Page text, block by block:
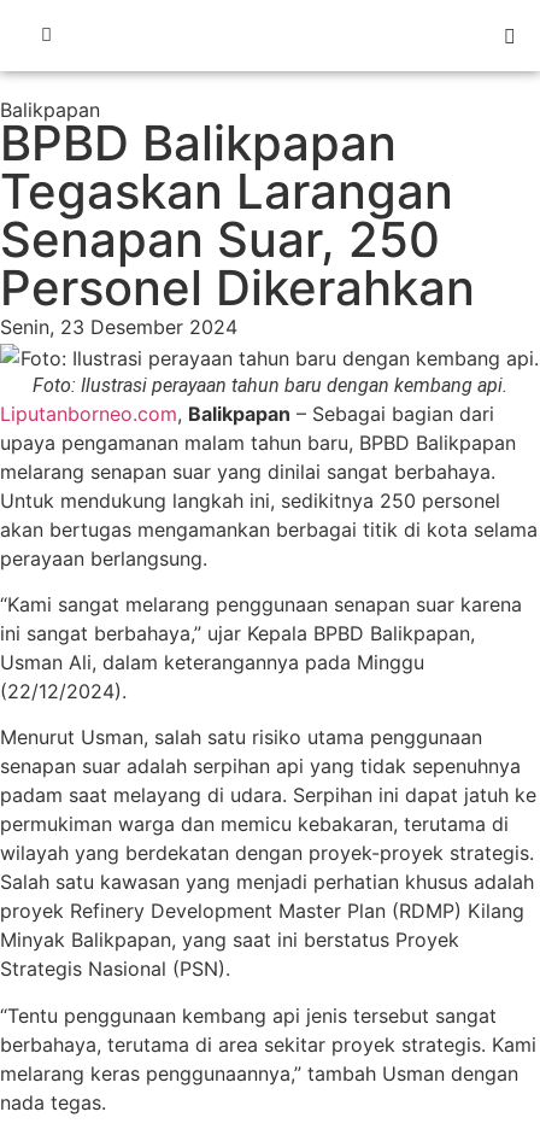
Balikpapan
BPBD Balikpapan
Tegaskan Larangan
Senapan Suar, 250
Personel Dikerahkan
Senin, 23 Desember 2024
Foto: Ilustrasi perayaan tahun baru dengan kembang api.
Liputanborneo.com, Balikpapan – Sebagai bagian dari
upaya pengamanan malam tahun baru, BPBD Balikpapan
melarang senapan suar yang dinilai sangat berbahaya.
Untuk mendukung langkah ini, sedikitnya 250 personel
akan bertugas mengamankan berbagai titik di kota selama
perayaan berlangsung.
“Kami sangat melarang penggunaan senapan suar karena
ini sangat berbahaya,” ujar Kepala BPBD Balikpapan,
Usman Ali, dalam keterangannya pada Minggu
(22/12/2024).
Menurut Usman, salah satu risiko utama penggunaan
senapan suar adalah serpihan api yang tidak sepenuhnya
padam saat melayang di udara. Serpihan ini dapat jatuh ke
permukiman warga dan memicu kebakaran, terutama di
wilayah yang berdekatan dengan proyek-proyek strategis.
Salah satu kawasan yang menjadi perhatian khusus adalah
proyek Refinery Development Master Plan (RDMP) Kilang
Minyak Balikpapan, yang saat ini berstatus Proyek
Strategis Nasional (PSN).
“Tentu penggunaan kembang api jenis tersebut sangat
berbahaya, terutama di area sekitar proyek strategis. Kami
melarang keras penggunaannya,” tambah Usman dengan
nada tegas.